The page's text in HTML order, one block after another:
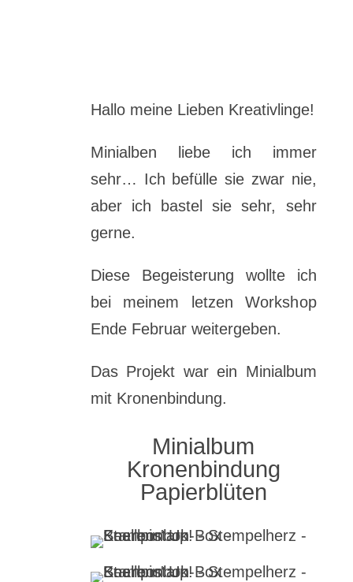
Hallo meine Lieben Kreativlinge!
Minialben liebe ich immer
sehr… Ich befülle sie zwar nie,
aber ich bastel sie sehr, sehr
gerne.
Diese Begeisterung wollte ich
bei meinem letzen Workshop
Ende Februar weitergeben.
Das Projekt war ein Minialbum
mit Kronenbindung.
Minialbum
Kronenbindung
Papierblüten